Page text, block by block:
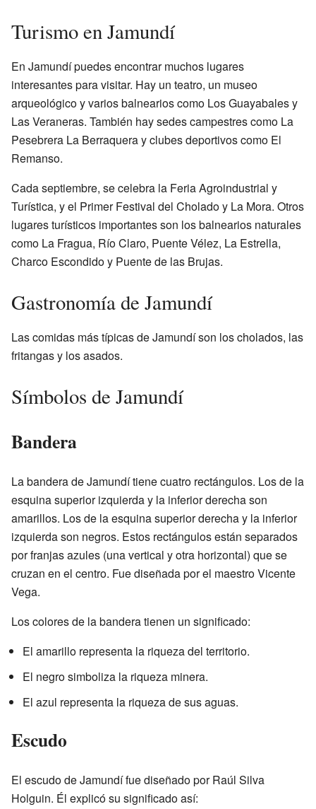
Turismo en Jamundí
En Jamundí puedes encontrar muchos lugares
interesantes para visitar. Hay un teatro, un museo
arqueológico y varios balnearios como Los Guayabales y
Las Veraneras. También hay sedes campestres como La
Pesebrera La Berraquera y clubes deportivos como El
Remanso.
Cada septiembre, se celebra la Feria Agroindustrial y
Turística, y el Primer Festival del Cholado y La Mora. Otros
lugares turísticos importantes son los balnearios naturales
como La Fragua, Río Claro, Puente Vélez, La Estrella,
Charco Escondido y Puente de las Brujas.
Gastronomía de Jamundí
Las comidas más típicas de Jamundí son los cholados, las
fritangas y los asados.
Símbolos de Jamundí
Bandera
La bandera de Jamundí tiene cuatro rectángulos. Los de la
esquina superior izquierda y la inferior derecha son
amarillos. Los de la esquina superior derecha y la inferior
izquierda son negros. Estos rectángulos están separados
por franjas azules (una vertical y otra horizontal) que se
cruzan en el centro. Fue diseñada por el maestro Vicente
Vega.
Los colores de la bandera tienen un significado:
El amarillo representa la riqueza del territorio.
El negro simboliza la riqueza minera.
El azul representa la riqueza de sus aguas.
Escudo
El escudo de Jamundí fue diseñado por Raúl Silva
Holguin. Él explicó su significado así: